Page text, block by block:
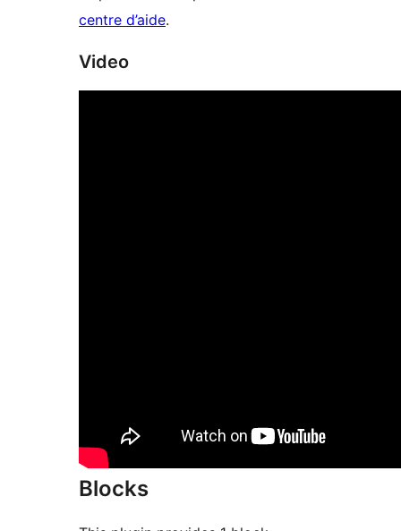
centre d’aide.
Video
Blocks